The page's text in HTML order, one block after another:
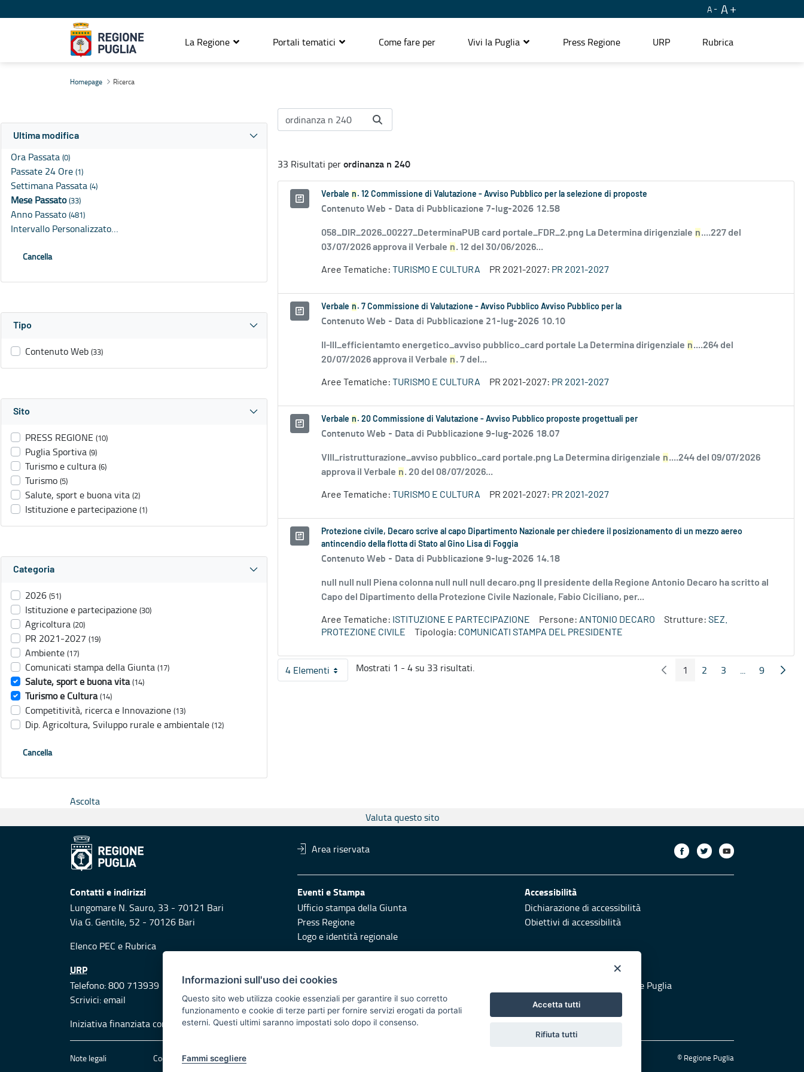
A A
La Regione Portali tematici Come fare per Vivi la Puglia Press Regione URP Rubrica
Homepage Ricerca
Ultima modifica
Ora Passata (0)
Passate 24 Ore (1)
Settimana Passata (4)
Mese Passato(33)
Anno Passato (481)
Intervallo Personalizzato…
Cancella
Tipo
Contenuto Web (33)
Sito
PRESS REGIONE (10)
Puglia Sportiva (9)
Turismo e cultura (6)
Turismo (5)
Salute, sport e buona vita (2)
Istituzione e partecipazione (1)
Categoria
2026 (51)
Istituzione e partecipazione (30)
Agricoltura (20)
PR 2021-2027 (19)
Ambiente (17)
Comunicati stampa della Giunta (17)
Salute, sport e buona vita (14)
Turismo e Cultura (14)
Competitività, ricerca e Innovazione (13)
Dip. Agricoltura, Sviluppo rurale e ambientale (12)
Cancella
33 Risultati perordinanza n 240
Verbale n . 12 Commissione di Valutazione - Avviso Pubblico per la selezione di proposte
Contenuto Web - Data di Pubblicazione 7-lug-2026 12.58
058_DIR_2026_00227_DeterminaPUB card portale_FDR_2.png La Determina dirigenziale n....227 del
03/07/2026 approva il Verbale n. 12 del 30/06/2026...
Aree Tematiche: TURISMO E CULTURA PR 2021-2027: PR 2021-2027
Verbale n . 7 Commissione di Valutazione - Avviso Pubblico Avviso Pubblico per la
Contenuto Web - Data di Pubblicazione 21-lug-2026 10.10
II-III_efficientamto energetico_avviso pubblico_card portale La Determina dirigenziale n....264 del
20/07/2026 approva il Verbale n. 7 del...
Aree Tematiche: TURISMO E CULTURA PR 2021-2027: PR 2021-2027
Verbale n . 20 Commissione di Valutazione - Avviso Pubblico proposte progettuali per
Contenuto Web - Data di Pubblicazione 9-lug-2026 18.07
VIII_ristrutturazione_avviso pubblico_card portale.png La Determina dirigenziale n....244 del 09/07/2026
approva il Verbale n. 20 del 08/07/2026...
Aree Tematiche: TURISMO E CULTURA PR 2021-2027: PR 2021-2027
Protezione civile, Decaro scrive al capo Dipartimento Nazionale per chiedere il posizionamento di un mezzo aereo
antincendio della flotta di Stato al Gino Lisa di Foggia
Contenuto Web - Data di Pubblicazione 9-lug-2026 14.18
null null null Piena colonna null null null decaro.png Il presidente della Regione Antonio Decaro ha scritto al
Capo del Dipartimento della Protezione Civile Nazionale, Fabio Ciciliano, per...
Aree Tematiche: ISTITUZIONE E PARTECIPAZIONE Persone: ANTONIO DECARO Strutture: SEZ.
PROTEZIONE CIVILE
Tipologia: COMUNICATI STAMPA DEL PRESIDENTE
4 ElementiPer pagina
Mostrati 1 - 4 su 33 risultati. Pagina Precedente
Pagina
1 Pagina
2 Pagina
3 ...
PaginePagina
9
Ascolta
Valuta questo sito
Area riservata
Contatti e indirizzi
Lungomare N. Sauro, 33 - 70121 Bari
Via G. Gentile, 52 - 70126 Bari
Elenco PEC e Rubrica
Eventi e Stampa
Ufficio stampa della Giunta
Press Regione
Logo e identità regionale
Accessibilità
Dichiarazione di accessibilità
Obiettivi di accessibilità
URP
Telefono: 800 713939
Scrivici:email
Responsabili di pubblicazione Vai al sito di Protezione Civile Puglia
Iniziativa finanziata con risorse del POR Puglia 2014/2020 - Asse XI
Note legali Cookie e privacy © Regione Puglia
×
Informazioni sull'uso dei cookies
Questo sito web utilizza cookie essenziali per garantire il suo corretto
funzionamento e cookie di terze parti per fornire servizi erogati da portali
esterni. Questi ultimi saranno impostati solo dopo il consenso.
Fammi scegliere
Accetta tutti
Rifiuta tutti